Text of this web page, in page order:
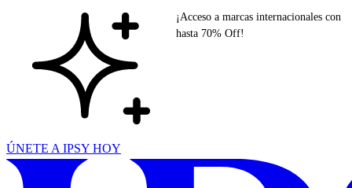
¡Acceso a marcas internacionales con
hasta 70% Off!
ÚNETE A IPSY HOY